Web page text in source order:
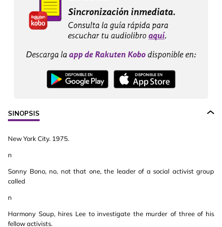
SINOPSIS
New York City. 1975.
n
Sonny Bono, no, not that one, the leader of a social activist group
called
n
Harmony Soup, hires Lee to investigate the murder of three of his
fellow activists.